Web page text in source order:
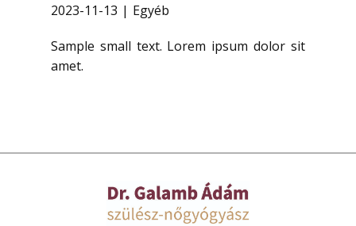
2023-11-13 Egyéb
Sample small text. Lorem ipsum dolor sit
amet.